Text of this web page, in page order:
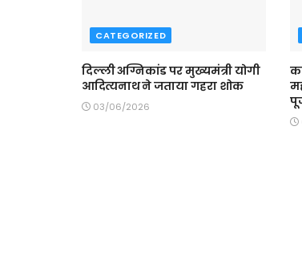
CATEGORIZED
दिल्ली अग्निकांड पर मुख्यमंत्री योगी
आदित्यनाथ ने जताया गहरा शोक
03/06/2026